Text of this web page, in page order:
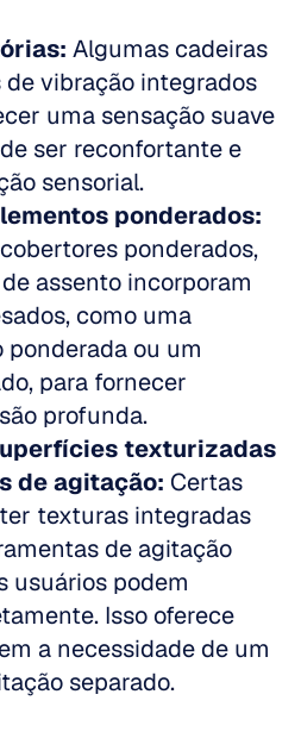
Algumas cadeiras
vibração integrados
uma sensação suave
ser reconfortante e
sensorial.
ponderados:
ponderados,
assento incorporam
como uma
ponderada ou um
para fornecer
profunda.
texturizadas
de agitação: Certas
texturas integradas
de agitação
usuários podem
Isso oferece
a necessidade de um
separado.